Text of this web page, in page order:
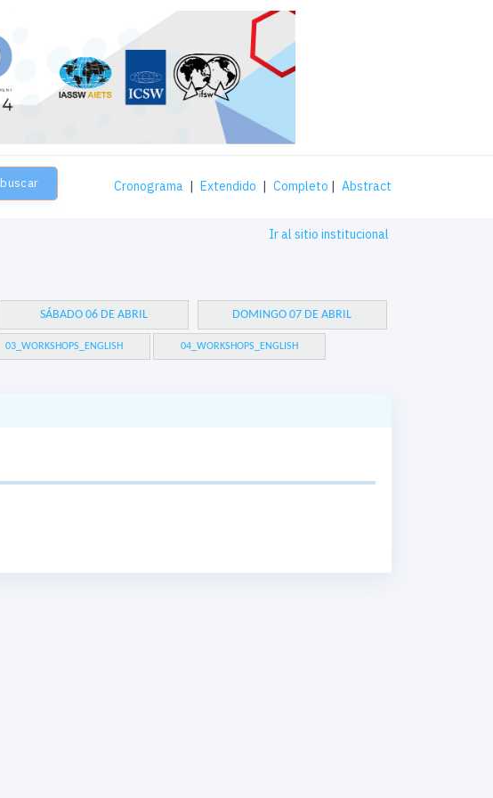
buscar Cronograma | Extendido | Completo | Abstract
Ir al sitio institucional
SÁBADO 06 DE ABRIL DOMINGO 07 DE ABRIL
03_WORKSHOPS_ENGLISH 04_WORKSHOPS_ENGLISH